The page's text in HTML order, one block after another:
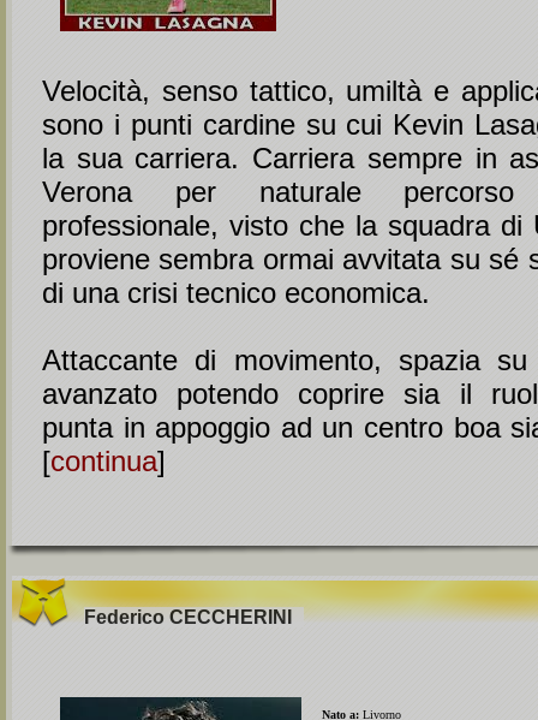
Velocità, senso tattico, umiltà e
sono i punti cardine su cui Kevin
la sua carriera. Carriera sempre in
Verona per naturale
professionale, visto che la squadra di
proviene sembra ormai avvitata su sé
di una crisi tecnico economica.
Attaccante di movimento, spazia
avanzato potendo coprire sia il
punta in appoggio ad un centro boa
[continua]
Federico CECCHERINI
Nato a: Livorno